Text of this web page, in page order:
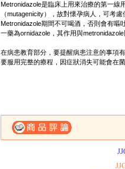
Metronidazole是臨床上用來治療的第一線
（mutagenicity），故對懷孕病人，可考
Metronidazole期間不可喝酒，否則會有嘔
一藥為ornidazole，其作用與metronidazole
在病患教育部分，要提醒病患注意的事項
要服用完整的療程，因症狀消失可能會在
一、購滿1500元，
二、購物滿2000